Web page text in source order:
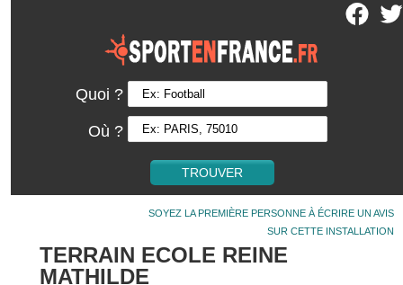
Quoi ?
Où ?
SOYEZ LA PREMIÈRE PERSONNE À ÉCRIRE UN AVIS
SUR CETTE INSTALLATION
TERRAIN ECOLE REINE
MATHILDE